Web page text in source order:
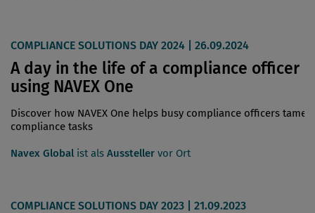
COMPLIANCE SOLUTIONS DAY 2024 | 26.09.2024
A day in the life of a compliance officer
using NAVEX One
Discover how NAVEX One helps busy compliance officers tame
compliance tasks
Navex Global ist als Aussteller vor Ort
COMPLIANCE SOLUTIONS DAY 2023 | 21.09.2023